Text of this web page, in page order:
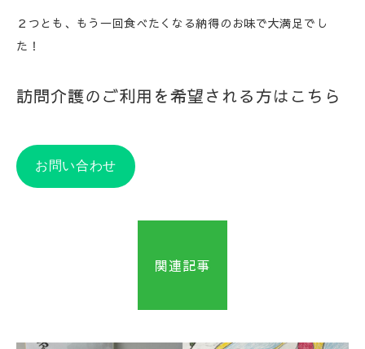
２つとも、もう一回食べたくなる納得のお味で大満足でし
た！
訪問介護のご利用を希望される方はこちら
お問い合わせ
関連記事